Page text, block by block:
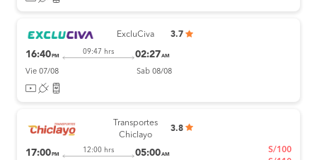
ExcluCiva 3.7
16:40 PM
09:47 hrs 02:27AM
Vie 07/08 Sab 08/08
Transportes
Chiclayo
3.8
17:00 PM
12:00 hrs 05:00AM
S/100